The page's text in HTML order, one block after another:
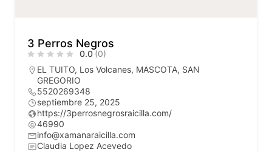
3 Perros Negros
0.0 (0)
EL TUITO, Los Volcanes, MASCOTA, SAN
GREGORIO
5520269348
septiembre 25, 2025
https://3perrosnegrosraicilla.com/
46990
info@xamanaraicilla.com
Claudia Lopez Acevedo